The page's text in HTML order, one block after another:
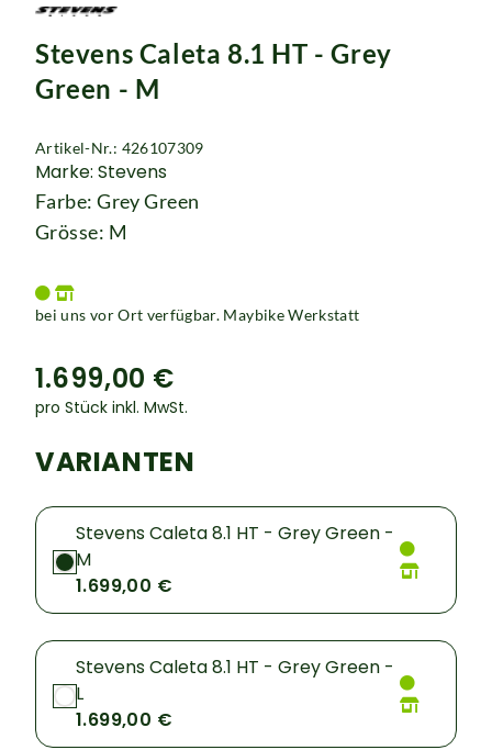
Rucksäcke
Schlösser
Stevens Caleta 8.1 HT - Grey
Green - M
Artikel-Nr.: 426107309
Marke: Stevens
Farbe: Grey Green
Grösse: M
bei uns vor Ort verfügbar. Maybike Werkstatt
1.699,00 €
pro Stück inkl. MwSt.
VARIANTEN
Stevens Caleta 8.1 HT - Grey Green -
M
1.699,00 €
Stevens Caleta 8.1 HT - Grey Green -
L
1.699,00 €